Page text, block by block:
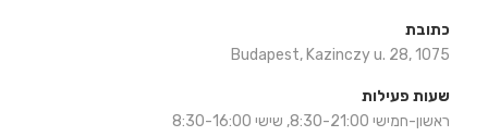
כתובת
Budapest, Kazinczy u. 28, 1075
שעות פעילות
ראשון-חמישי 8:30-21:00, שישי 8:30-16:00